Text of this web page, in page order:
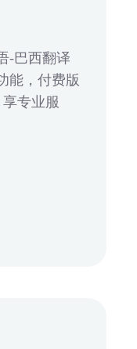
-巴西翻译
能，付费版
专业服